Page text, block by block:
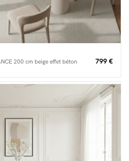
200 cm beige effet béton 799 €